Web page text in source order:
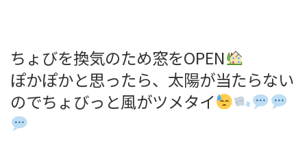
ちょびを換気のため窓をOPEN
ぽかぽかと思ったら、太陽が当たらない
のでちょびっと風がツメタイ